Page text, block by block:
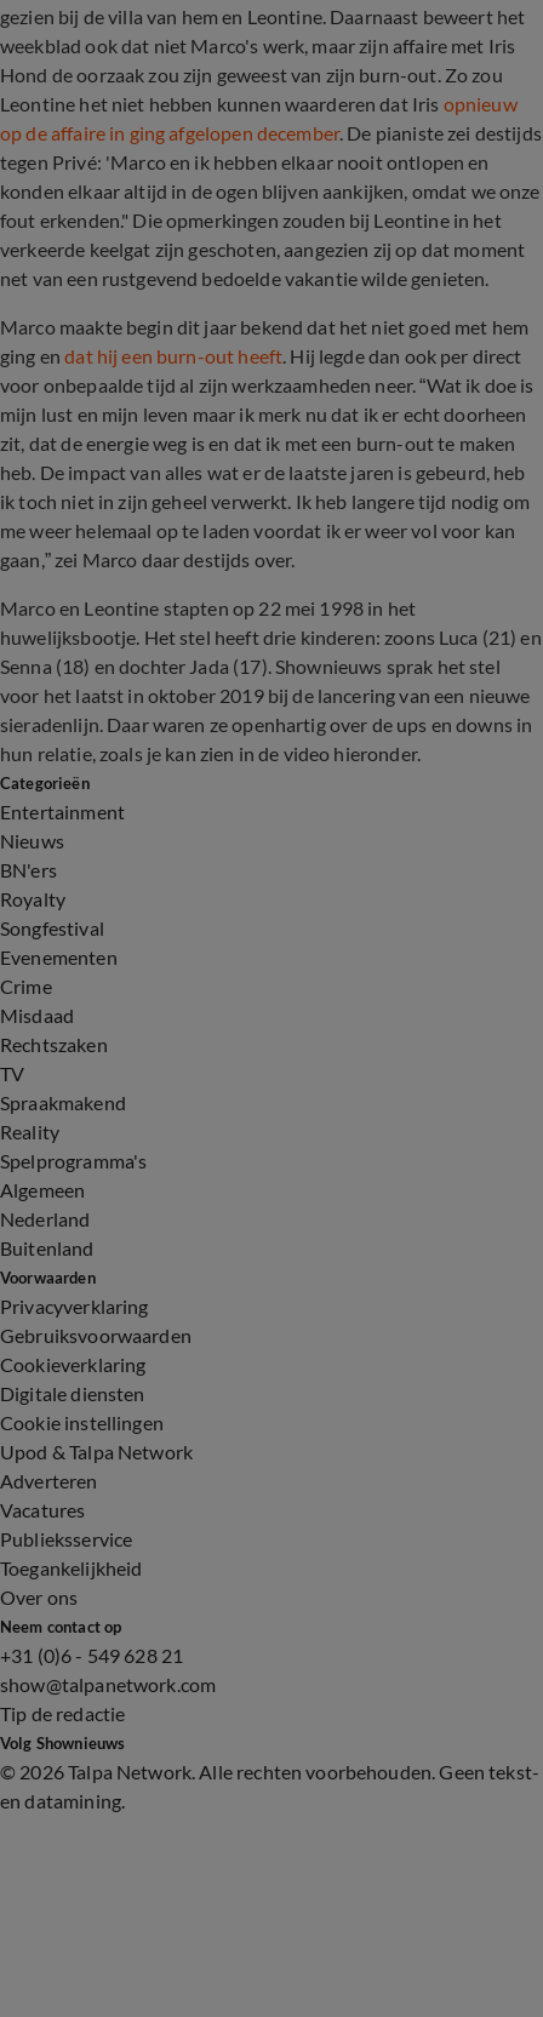
gezien bij de villa van hem en Leontine. Daarnaast beweert het
weekblad ook dat niet Marco's werk, maar zijn affaire met Iris
Hond de oorzaak zou zijn geweest van zijn burn-out. Zo zou
Leontine het niet hebben kunnen waarderen dat Iris opnieuw
op de affaire in ging afgelopen december. De pianiste zei destijds
tegen Privé: 'Marco en ik hebben elkaar nooit ontlopen en
konden elkaar altijd in de ogen blijven aankijken, omdat we onze
fout erkenden." Die opmerkingen zouden bij Leontine in het
verkeerde keelgat zijn geschoten, aangezien zij op dat moment
net van een rustgevend bedoelde vakantie wilde genieten.
Marco maakte begin dit jaar bekend dat het niet goed met hem
ging endat hij een burn-out heeft. Hij legde dan ook per direct
voor onbepaalde tijd al zijn werkzaamheden neer. “Wat ik doe is
mijn lust en mijn leven maar ik merk nu dat ik er echt doorheen
zit, dat de energie weg is en dat ik met een burn-out te maken
heb. De impact van alles wat er de laatste jaren is gebeurd, heb
ik toch niet in zijn geheel verwerkt. Ik heb langere tijd nodig om
me weer helemaal op te laden voordat ik er weer vol voor kan
gaan,” zei Marco daar destijds over.
Marco en Leontine stapten op 22 mei 1998 in het
huwelijksbootje. Het stel heeft drie kinderen: zoons Luca (21) en
Senna (18) en dochter Jada (17). Shownieuws sprak het stel
voor het laatst in oktober 2019 bij de lancering van een nieuwe
sieradenlijn. Daar waren ze openhartig over de ups en downs in
hun relatie, zoals je kan zien in de video hieronder.
Categorieën
Entertainment
Nieuws
BN'ers
Royalty
Songfestival
Evenementen
Crime
Misdaad
Rechtszaken
TV
Spraakmakend
Reality
Spelprogramma's
Algemeen
Nederland
Buitenland
Voorwaarden
Privacyverklaring
Gebruiksvoorwaarden
Cookieverklaring
Digitale diensten
Cookie instellingen
Upod & Talpa Network
Adverteren
Vacatures
Publieksservice
Toegankelijkheid
Over ons
Neem contact op
+31 (0)6 - 549 628 21
show@talpanetwork.com
Tip de redactie
Volg Shownieuws
© 2026 Talpa Network. Alle rechten voorbehouden. Geen tekst-
en datamining.